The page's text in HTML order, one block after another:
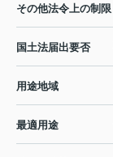
その他法令上の制限
国土法届出要否
用途地域
最適用途